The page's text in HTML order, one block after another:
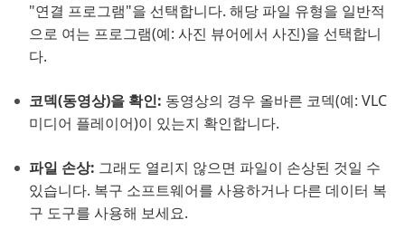
"연결 프로그램"을 선택합니다. 해당 파일 유형을 일반적
으로 여는 프로그램(예: 사진 뷰어에서 사진)을 선택합니
다.
코덱(동영상)을 확인: 동영상의 경우 올바른 코덱(예: VLC
미디어 플레이어)이 있는지 확인합니다.
파일 손상: 그래도 열리지 않으면 파일이 손상된 것일 수
있습니다. 복구 소프트웨어를 사용하거나 다른 데이터 복
구 도구를 사용해 보세요.